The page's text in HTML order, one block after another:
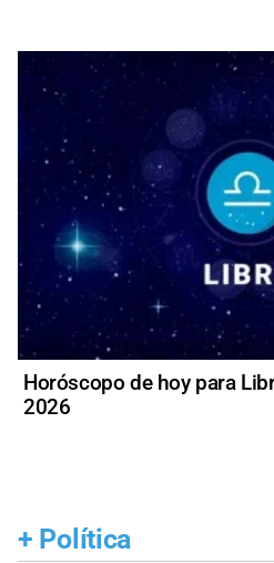
Horóscopo de hoy para
2026
+ Política